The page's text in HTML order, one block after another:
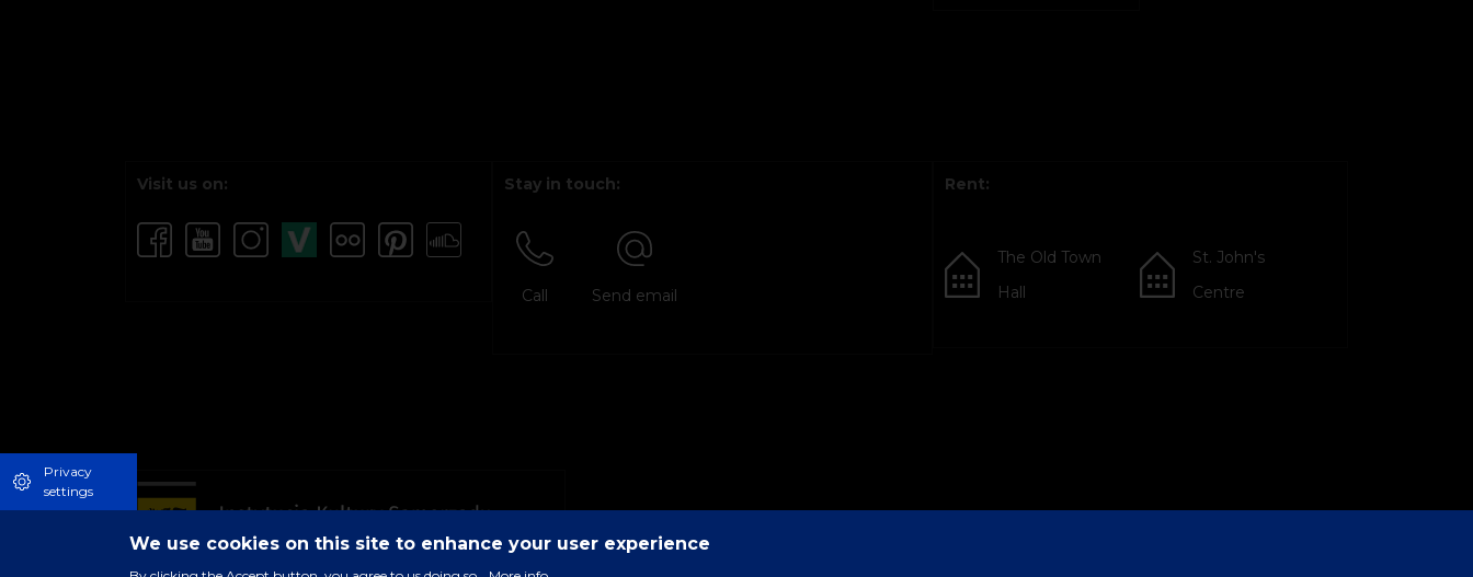
Visit us on: Stay in touch:
Call Send email
Rent:
The Old Town
Hall
St. John's
Centre
Privacy
settings
We use cookies on this site to enhance your user experience